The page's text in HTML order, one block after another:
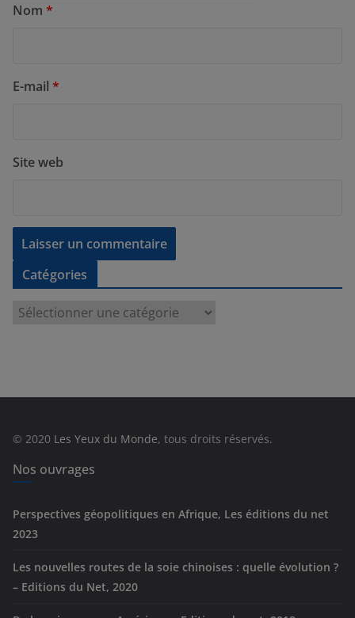
Nom *
E-mail *
Site web
Catégories
e
s
© 2020 Les Yeux du Monde, tous droits réservés.
Nos ouvrages
Perspectives géopolitiques en Afrique, Les éditions du net
2023
Les nouvelles routes de la soie chinoises : quelle évolution ?
– Editions du Net, 2020